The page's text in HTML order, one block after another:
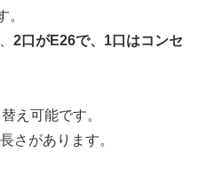
。
2口がE26で、1口はコンセ
え可能です。
さがあります。